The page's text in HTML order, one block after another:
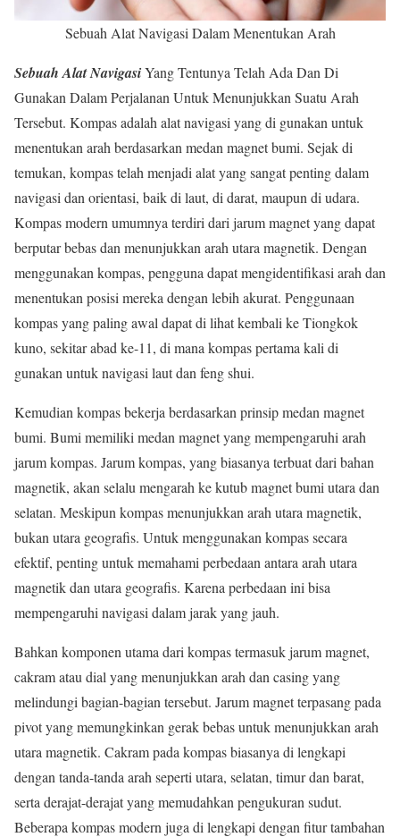
Sebuah Alat Navigasi Dalam Menentukan Arah
Sebuah Alat NavigasiYang Tentunya Telah Ada Dan Di
Gunakan Dalam Perjalanan Untuk Menunjukkan Suatu Arah
Tersebut. Kompas adalah alat navigasi yang di gunakan untuk
menentukan arah berdasarkan medan magnet bumi. Sejak di
temukan, kompas telah menjadi alat yang sangat penting dalam
navigasi dan orientasi, baik di laut, di darat, maupun di udara.
Kompas modern umumnya terdiri dari jarum magnet yang dapat
berputar bebas dan menunjukkan arah utara magnetik. Dengan
menggunakan kompas, pengguna dapat mengidentifikasi arah dan
menentukan posisi mereka dengan lebih akurat. Penggunaan
kompas yang paling awal dapat di lihat kembali ke Tiongkok
kuno, sekitar abad ke-11, di mana kompas pertama kali di
gunakan untuk navigasi laut dan feng shui.
Kemudian kompas bekerja berdasarkan prinsip medan magnet
bumi. Bumi memiliki medan magnet yang mempengaruhi arah
jarum kompas. Jarum kompas, yang biasanya terbuat dari bahan
magnetik, akan selalu mengarah ke kutub magnet bumi utara dan
selatan. Meskipun kompas menunjukkan arah utara magnetik,
bukan utara geografis. Untuk menggunakan kompas secara
efektif, penting untuk memahami perbedaan antara arah utara
magnetik dan utara geografis. Karena perbedaan ini bisa
mempengaruhi navigasi dalam jarak yang jauh.
Bahkan komponen utama dari kompas termasuk jarum magnet,
cakram atau dial yang menunjukkan arah dan casing yang
melindungi bagian-bagian tersebut. Jarum magnet terpasang pada
pivot yang memungkinkan gerak bebas untuk menunjukkan arah
utara magnetik. Cakram pada kompas biasanya di lengkapi
dengan tanda-tanda arah seperti utara, selatan, timur dan barat,
serta derajat-derajat yang memudahkan pengukuran sudut.
Beberapa kompas modern juga di lengkapi dengan fitur tambahan